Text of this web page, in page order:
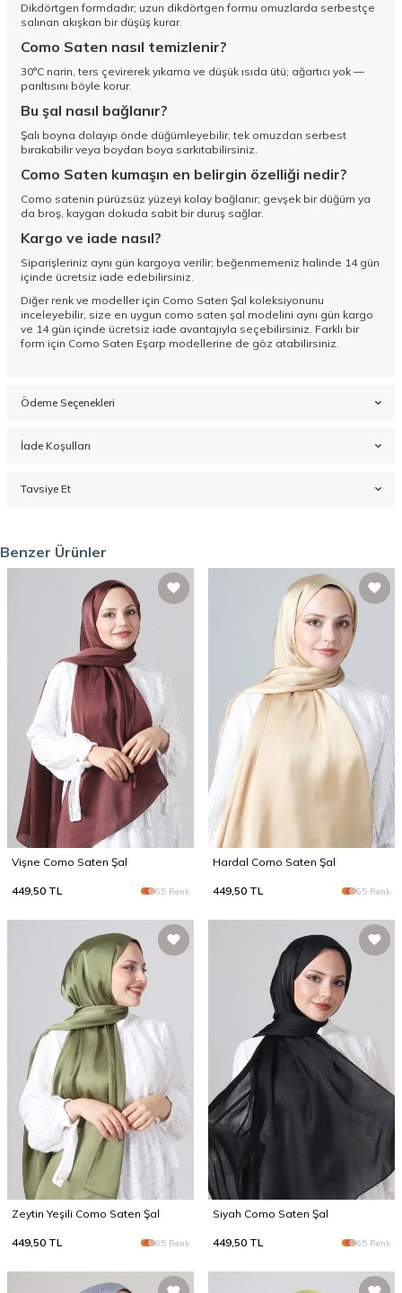
Dikdörtgen formdadır; uzun dikdörtgen formu omuzlarda serbestçe
salınan akışkan bir düşüş kurar.
Como Saten nasıl temizlenir?
30°C narin, ters çevirerek yıkama ve düşük ısıda ütü; ağartıcı yok —
parıltısını böyle korur.
Bu şal nasıl bağlanır?
Şalı boyna dolayıp önde düğümleyebilir, tek omuzdan serbest
bırakabilir veya boydan boya sarkıtabilirsiniz.
Como Saten kumaşın en belirgin özelliği nedir?
Como satenin pürüzsüz yüzeyi kolay bağlanır; gevşek bir düğüm ya
da broş, kaygan dokuda sabit bir duruş sağlar.
Kargo ve iade nasıl?
Siparişleriniz aynı gün kargoya verilir; beğenmemeniz halinde 14 gün
içinde ücretsiz iade edebilirsiniz.
Diğer renk ve modeller için Como Saten Şal koleksiyonunu
inceleyebilir, size en uygun como saten şal modelini aynı gün kargo
ve 14 gün içinde ücretsiz iade avantajıyla seçebilirsiniz. Farklı bir
form için Como Saten Eşarp modellerine de göz atabilirsiniz.
Ödeme Seçenekleri
İade Koşulları
Tavsiye Et
Benzer Ürünler
Vişne Como Saten Şal
449,50 TL 65 Renk
Hardal Como Saten Şal
449,50 TL 65 Renk
Zeytin Yeşili Como Saten Şal
449,50 TL 65 Renk
Siyah Como Saten Şal
449,50 TL 65 Renk